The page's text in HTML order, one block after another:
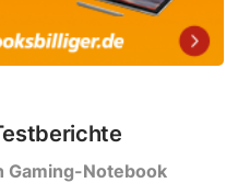
Gaming-Notebook